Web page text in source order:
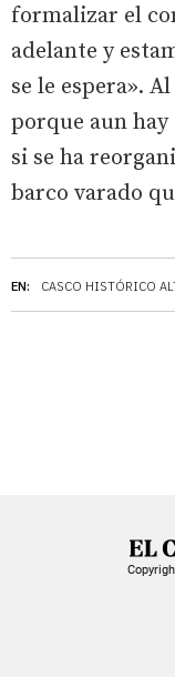
EN: CASCO HISTÓRICO
formalizar el
adelante y
se le espera».
porque aun
si se ha
barco varado